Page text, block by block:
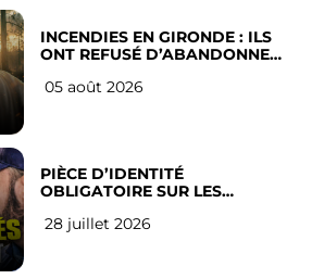
INCENDIES EN GIRONDE : ILS
ONT REFUSÉ D’ABANDONNER
05 août 2026
PIÈCE D’IDENTITÉ
OBLIGATOIRE SUR LES
Français
28 juillet 2026